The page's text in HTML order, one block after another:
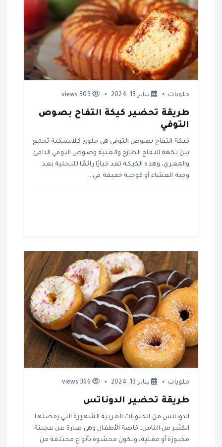
م
ق
ا
ت
حلويات يناير 13, 2024
طريقة تحضير كيكة التفاح بصوص
التوفي
كيكة التفاح بصوص التوفي هي حلوى كلاسيكية تجمع
بين نكهة التفاح الطازج والغنية وصوص التوفي الدافئ
والمغري، وهذه الكيكة تعد خيارًا رائعًا للتحلية بعد
وجبة العشاء أو كوجبة خفيفة في…
حلويات يناير 13, 2024
طريقة تحضير الدوناتس
الدوناتس من الحلويات الغربية الشهيرة التي يفضلها
الكثير من الناس، خاصة الأطفال وهي عبارة عن عجينة
مخبوزة أو مقلية، وتكون محشوة بأنواع مختلفة من